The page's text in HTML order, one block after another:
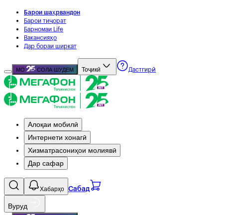
Барои шаҳрвандон
Барои тиҷорат
Барномаи Life
Вакансияҳо
Дар бораи ширкат
МО СОЛА ШУДЕМ Тоҷикӣ Дастгирӣ
Алоқаи мобилӣ
Интернети хонагӣ
Хизматрасониҳои молиявӣ
Дар сафар
Хабарҳо Сабад
Вуруд